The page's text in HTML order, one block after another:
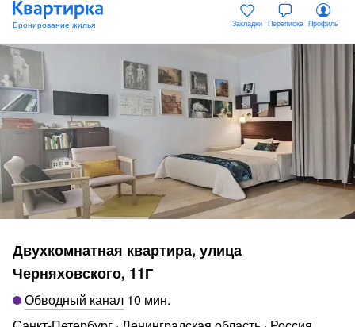
Закладки Переписка Профиль
Двухкомнатная квартира, улица
Черняховского, 11Г
Обводный канал 10 мин.